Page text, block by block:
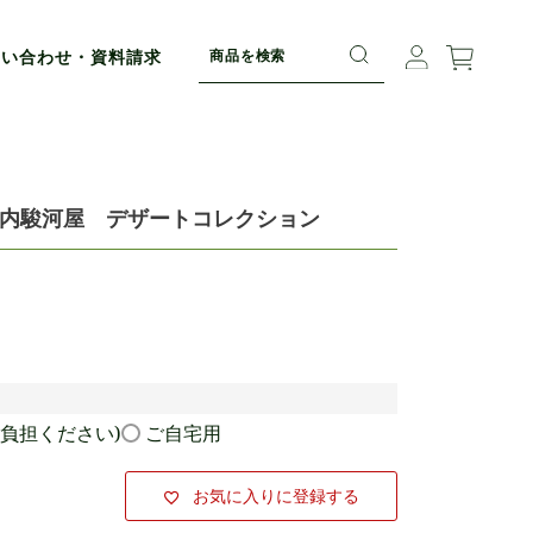
合わせ・資料請求
駿河屋 デザートコレクション
担ください) ご自宅用
お気に入りに登録する